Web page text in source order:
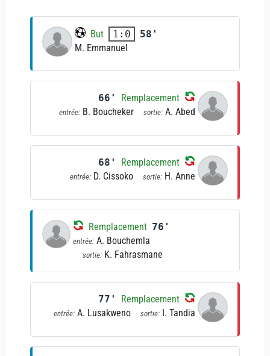
But 1:0
58'
M. Emmanuel
66' Remplacement
entrée: B. Boucheker sortie: A. Abed
68' Remplacement
entrée: D. Cissoko sortie: H. Anne
Remplacement 76'
entrée: A. Bouchemla
sortie: K. Fahrasmane
77' Remplacement
entrée: A. Lusakweno sortie: I. Tandia